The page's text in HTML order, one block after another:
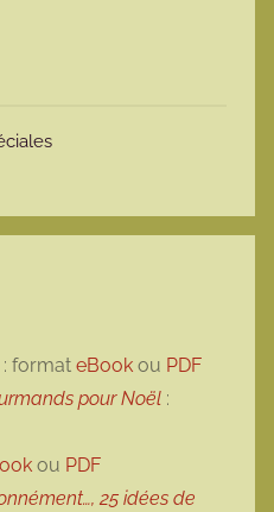
t
: format eBook ou PDF
pour Noël :
ou PDF
25 idées de